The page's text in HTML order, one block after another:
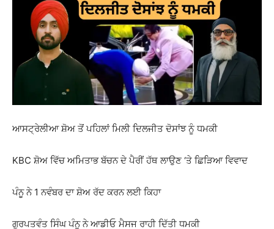
ਆਸਟ੍ਰੇਲੀਆ ਸ਼ੋਅ ਤੋਂ ਪਹਿਲਾਂ ਮਿਲੀ ਦਿਲਜੀਤ ਦੋਸਾਂਝ ਨੂੰ ਧਮਕੀ
KBC ਸ਼ੋਅ ਵਿੱਚ ਅਮਿਤਾਭ ਬੱਚਨ ਦੇ ਪੈਰੀਂ ਹੱਥ ਲਾਉਣ ‘ਤੇ ਛਿੜਿਆ ਵਿਵਾਦ
ਪੰਨੂ ਨੇ 1 ਨਵੰਬਰ ਦਾ ਸ਼ੋਅ ਰੱਦ ਕਰਨ ਲਈ ਕਿਹਾ
ਗੁਰਪਤਵੰਤ ਸਿੰਘ ਪੰਨੂ ਨੇ ਆਡੀਓ ਮੈਸਜ ਰਾਹੀ ਦਿੱਤੀ ਧਮਕੀ